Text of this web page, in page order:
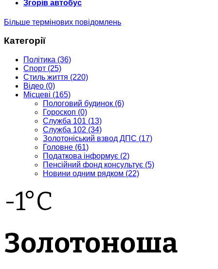
Згорів автобус
Більше термінових повідомлень
Категорії
Політика (36)
Спорт (25)
Стиль життя (220)
Відео (0)
Місцеві (165)
Пологовий будинок (6)
Гороскоп (0)
Служба 101 (13)
Служба 102 (34)
Золотоніський взвод ДПС (17)
Головне (61)
Податкова інформує (2)
Пенсійний фонд консультує (5)
Новини одним рядком (22)
-1°C
Золотоноша